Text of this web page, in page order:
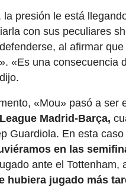
la presión le está
con sus peculiares
al afirmar
«Es una consecuencia
«Mou» pasó a ser
Madrid-Barça,
Guardiola. En esta
en las
ante el Tottenham,
hubiera jugado más